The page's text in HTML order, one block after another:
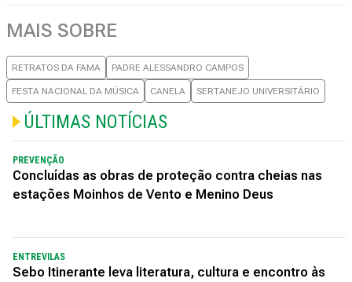
MAIS SOBRE
RETRATOS DA FAMA PADRE ALESSANDRO CAMPOS
FESTA NACIONAL DA MÚSICA CANELA SERTANEJO UNIVERSITÁRIO
ÚLTIMAS NOTÍCIAS
PREVENÇÃO
Concluídas as obras de proteção contra cheias nas
estações Moinhos de Vento e Menino Deus
ENTREVILAS
Sebo Itinerante leva literatura, cultura e encontro às